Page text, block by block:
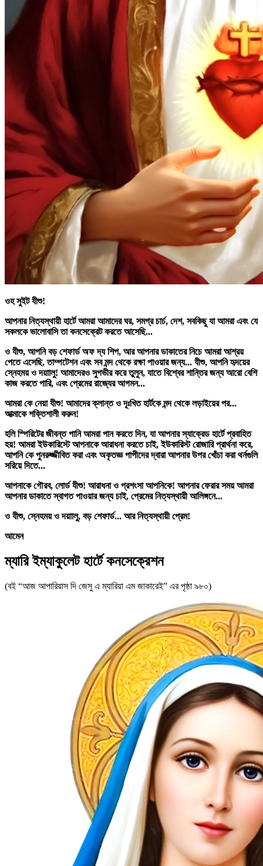
ওহ সুইট যীশু!
আপনার নিত্যস্থায়ী হার্টে আমরা আমাদের ঘর, সমগ্র চার্চ, দেশ, সবকিছু যা আমরা এবং যে
সকলকে ভালোবাসি তা কনসেক্রেট করতে আসেছি...
ও যীশু, আপনি বড় শেফার্ড অফ দ্য শিপ, আর আপনার ডাকাতের নিচে আমরা আশ্রয়
পেতে এসেছি, তাম্পটেশন এবং সব মন্দ থেকে রক্ষা পাওয়ার জন্য... যীশু, আপনি হৃদয়ের
স্নেহময় ও দয়াালু! আমাদেরও সুগভীর করে তুলুন, যাতে বিশ্বের শান্তির জন্য আরো বেশি
কাজ করতে পারি, এবং প্রেমের রাজ্যের আগমন...
আমরা কে নেয়া যীশু! আমাদের ক্লান্ত ও দূঃখিত হার্টকে মন্দ থেকে লড়াইয়ের পর...
আত্মাকে শক্তিশালী করুন!
হলি স্পিরিটের জীবন্ত পানি আমরা পান করতে দিন, যা আপনার স্যাক্রেড হার্টে প্রবাহিত
হয়! আমরা ইউকারিস্টে আপনাকে আরাধনা করতে চাই, ইউকারিস্ট রোজারি প্রার্থনা করে,
আপনি কে পুনরুজ্জীবিত করা এবং অকৃতজ্ঞ পাপীদের দ্বারা আপনার উপর খোঁচা করা থর্নগুলি
সরিয়ে দিতে...
আপনাকে গৌরব, লোর্ড যীশু! আরাধনা ও প্রশংসা আপনিকে! আপনার ফেরার সময় আমরা
আপনার ডাকাতে স্বাগত পাওয়ার জন্য চাই, প্রেমের নিত্যস্থায়ী আলিঙ্গনে...
ও যীশু, স্নেহময় ও দয়াালু, বড় শেফার্ড... আর নিত্যস্থায়ী প্রেম!
আমেন
ম্যারি ইম্যাকুলেট হার্টে কনসেক্রেশন
(বই “আজ আপারিয়াস দি জেসু এ ম্যারিয়া এম জাকারেই” এর পৃষ্ঠা ৯৮০)